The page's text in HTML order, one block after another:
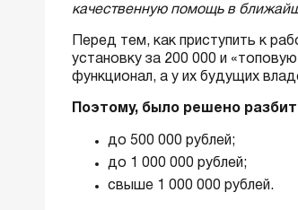
качественную помощь в
Перед тем, как приступить к
установку за 200 000 и
функционал, а у их будущих
Поэтому, было решено
до 500 000 рублей;
до 1 000 000 рублей;
свыше 1 000 000 рублей.